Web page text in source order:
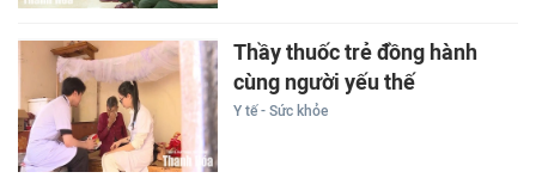
Thầy thuốc trẻ đồng hành
cùng người yếu thế
Y tế - Sức khỏe